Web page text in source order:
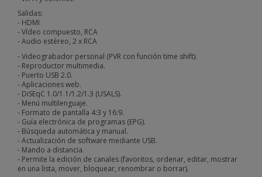
Salidas:
- HDMI
- Vídeo compuesto, RCA
- Audio estéreo, 2 x RCA
- Videograbador personal (PVR con función time shift).
- Reproductor multimedia.
- Puerto USB 2.0.
- Aplicaciones web.
- DiSEqC 1.0/1.1/1.2/1.3 (USALS).
- Menú multilenguaje.
- Formato de pantalla 4:3 y 16:9.
- Guía electrónica de programas (EPG).
- Búsqueda automática y manual.
- Actualización de software mediante USB.
- Mando a distancia.
- Permite la edición de canales (favoritos, ordenar, editar, mostrar
en una lista, mover, bloquear, renombrar o borrar).